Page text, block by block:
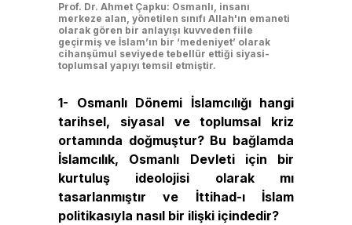
Prof. Dr. Ahmet Çapku: Osmanlı, insanı
merkeze alan, yönetilen sınıfı Allah'ın emaneti
olarak gören bir anlayışı kuvveden fiile
geçirmiş ve İslam’ın bir ‘medeniyet’ olarak
cihanşümul seviyede tebellür ettiği siyasi-
toplumsal yapıyı temsil etmiştir.
1- Osmanlı Dönemi İslamcılığı hangi
tarihsel, siyasal ve toplumsal kriz
ortamında doğmuştur? Bu bağlamda
İslamcılık, Osmanlı Devleti için bir
kurtuluş ideolojisi olarak mı
tasarlanmıştır ve İttihad-ı İslam
politikasıyla nasıl bir ilişki içindedir?